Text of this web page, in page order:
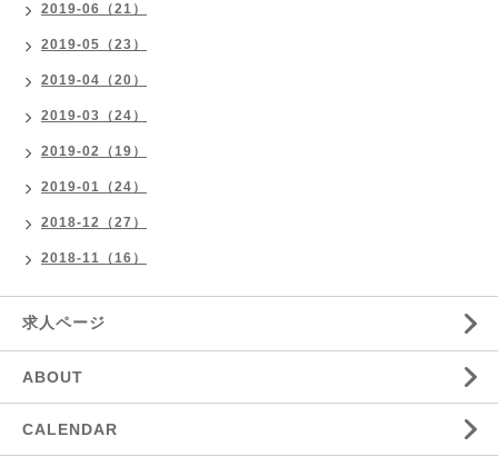
2019-06（21）
2019-05（23）
2019-04（20）
2019-03（24）
2019-02（19）
2019-01（24）
2018-12（27）
2018-11（16）
求人ページ
ABOUT
CALENDAR